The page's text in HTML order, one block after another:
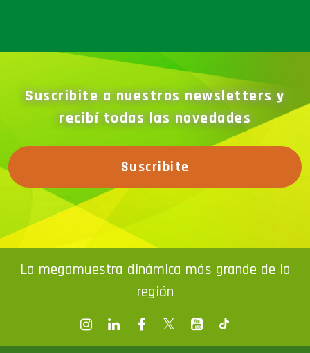
Suscribite a nuestros newsletters y
recibí todas las novedades
Suscribite
La megamuestra dinámica más grande de la
región